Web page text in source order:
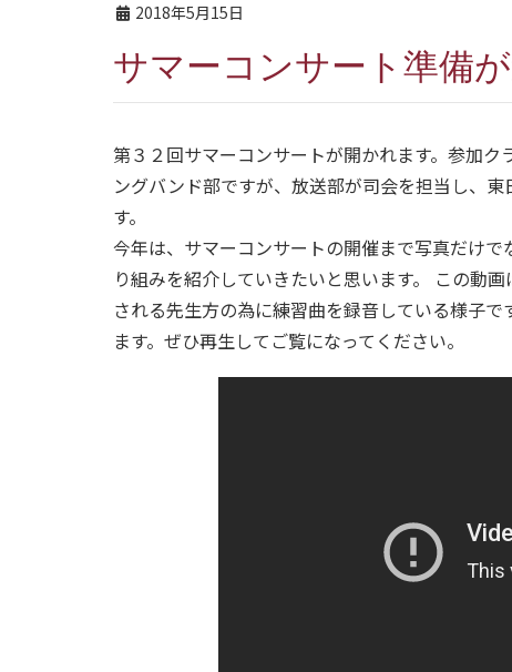
2018年5月15日
サマーコンサート準備
第３２回サマーコンサートが開かれます。参加
ングバンド部ですが、放送部が司会を担当し、
す。
今年は、サマーコンサートの開催まで写真だけ
り組みを紹介していきたいと思います。 この動
される先生方の為に練習曲を録音している様子
ます。ぜひ再生してご覧になってください。